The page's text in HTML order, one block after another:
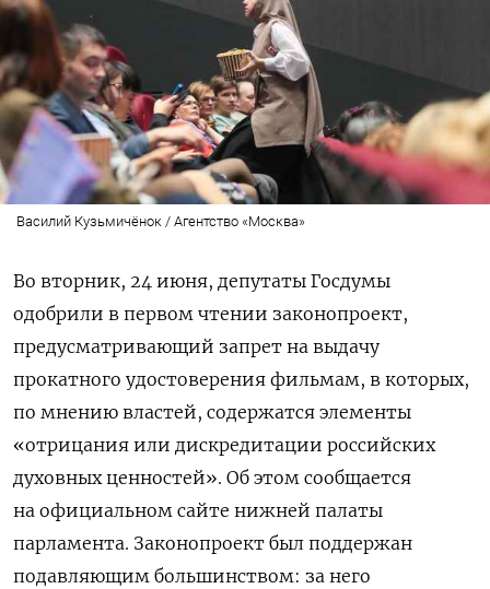
Василий Кузьмичёнок / Агентство «Москва»
Во вторник, 24 июня, депутаты Госдумы
одобрили в первом чтении законопроект,
предусматривающий запрет на выдачу
прокатного удостоверения фильмам, в которых,
по мнению властей, содержатся элементы
«отрицания или дискредитации российских
духовных ценностей». Об этом сообщается
на официальном сайте нижней палаты
парламента. Законопроект был поддержан
подавляющим большинством: за него